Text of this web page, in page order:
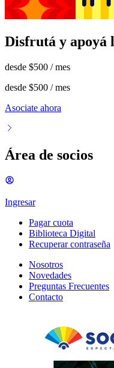
Disfrutá y apoyá
desde $500 / mes
desde $500 / mes
Asociate ahora
Área de socios
Ingresar
Pagar cuota
Biblioteca Digital
Recuperar contraseña
Nosotros
Novedades
Preguntas Frecuentes
Contacto